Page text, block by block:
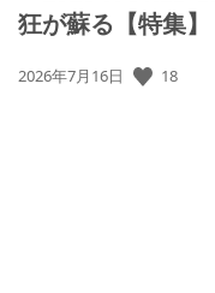
狂が蘇る【特集】
公
2026年7月16日 18